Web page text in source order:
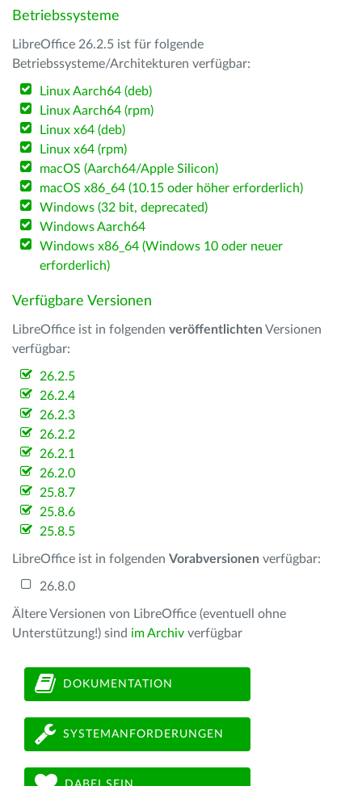
Betriebssysteme
LibreOffice 26.2.5 ist für folgende
Betriebssysteme/Architekturen verfügbar:
Linux Aarch64 (deb)
Linux Aarch64 (rpm)
Linux x64 (deb)
Linux x64 (rpm)
macOS (Aarch64/Apple Silicon)
macOS x86_64 (10.15 oder höher erforderlich)
Windows (32 bit, deprecated)
Windows Aarch64
Windows x86_64 (Windows 10 oder neuer
erforderlich)
Verfügbare Versionen
LibreOffice ist in folgenden veröffentlichten Versionen
verfügbar:
26.2.5
26.2.4
26.2.3
26.2.2
26.2.1
26.2.0
25.8.7
25.8.6
25.8.5
LibreOffice ist in folgenden Vorabversionen verfügbar:
26.8.0
Ältere Versionen von LibreOffice (eventuell ohne
Unterstützung!) sind im Archiv verfügbar
DOKUMENTATION
SYSTEMANFORDERUNGEN